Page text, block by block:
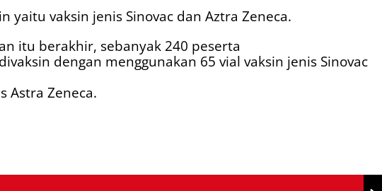
yaitu vaksin jenis Sinovac dan Aztra Zeneca.
itu berakhir, sebanyak 240 peserta
dengan menggunakan 65 vial vaksin jenis Sinovac
Astra Zeneca.